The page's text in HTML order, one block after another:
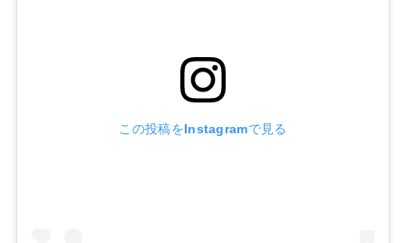
この投稿をInstagramで見る